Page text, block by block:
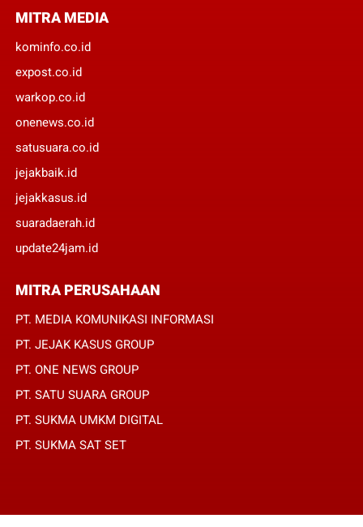
MITRA MEDIA
kominfo.co.id
expost.co.id
warkop.co.id
onenews.co.id
satusuara.co.id
jejakbaik.id
jejakkasus.id
suaradaerah.id
update24jam.id
MITRA PERUSAHAAN
PT. MEDIA KOMUNIKASI INFORMASI
PT. JEJAK KASUS GROUP
PT. ONE NEWS GROUP
PT. SATU SUARA GROUP
PT. SUKMA UMKM DIGITAL
PT. SUKMA SAT SET